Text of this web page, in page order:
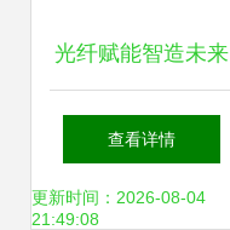
光纤赋能智造未来
广州番禺区传输设
备企业全景图谱
查看详情
更新时间：2026-08-04
21:49:08